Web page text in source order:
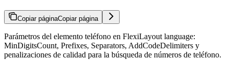
Copiar páginaCopiar página
Parámetros del elemento teléfono en FlexiLayout language:
MinDigitsCount, Prefixes, Separators, AddCodeDelimiters y
penalizaciones de calidad para la búsqueda de números de teléfono.